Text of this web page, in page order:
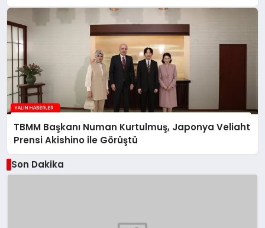
TBMM Başkanı Numan Kurtulmuş, Japonya Veliaht
Prensi Akishino ile Görüştü
Son Dakika